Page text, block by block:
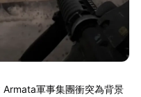
軍事集團衝突為背景